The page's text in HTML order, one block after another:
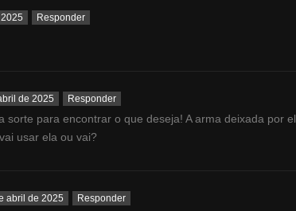
Responder
de 2025 Responder
sorte para encontrar o que deseja! A arma deixada por
usar ela ou vai?
abril de 2025 Responder